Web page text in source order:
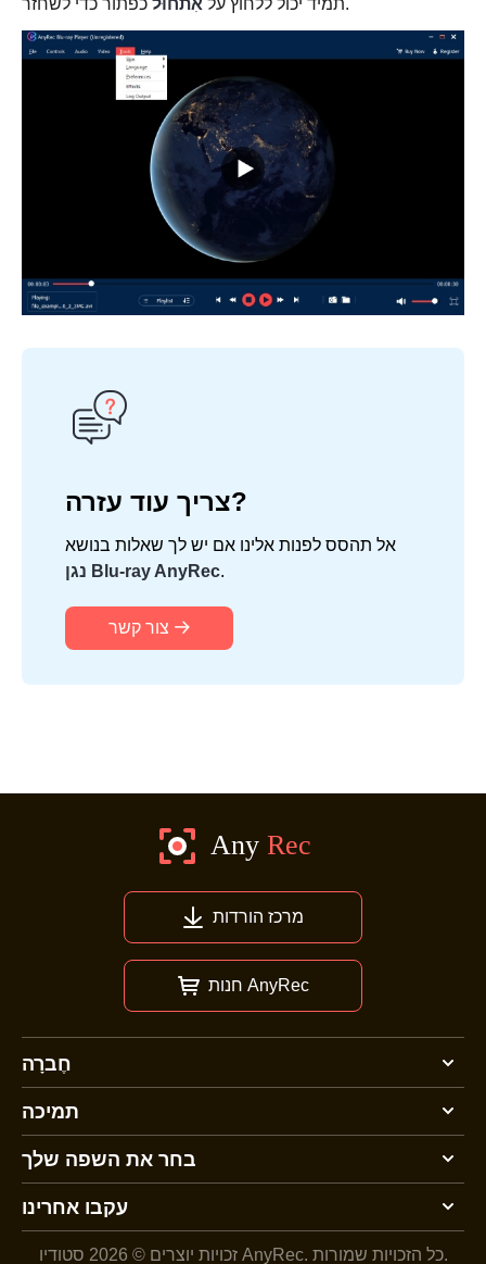
תמיד יכול ללחוץ על אִתחוּל כפתור כדי לשחזר.
צריך עוד עזרה?
אל תהסס לפנות אלינו אם יש לך שאלות בנושא
נגן Blu-ray AnyRec.
צור קשר
מרכז הורדות
חנות AnyRec
חֶברָה
תמיכה
בחר את השפה שלך
עקבו אחרינו
זכויות יוצרים © 2026 סטודיו AnyRec. כל הזכויות שמורות.